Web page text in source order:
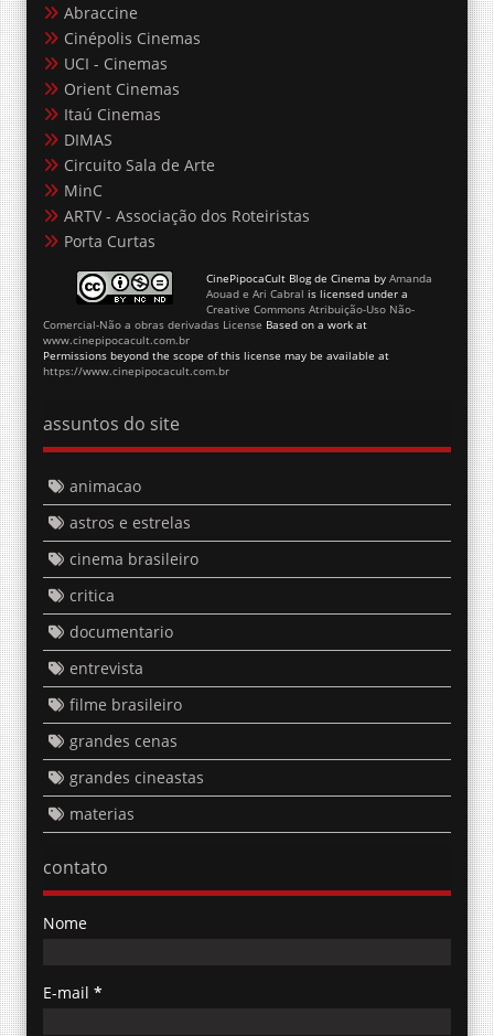
Abraccine
Cinépolis Cinemas
UCI - Cinemas
Orient Cinemas
Itaú Cinemas
DIMAS
Circuito Sala de Arte
MinC
ARTV - Associação dos Roteiristas
Porta Curtas
CinePipocaCult Blog de Cinema by Amanda
Aouad e Ari Cabral is licensed under a
Creative Commons Atribuição-Uso Não-
Comercial-Não a obras derivadas License Based on a work at
www.cinepipocacult.com.br
Permissions beyond the scope of this license may be available at
https://www.cinepipocacult.com.br
assuntos do site
animacao
astros e estrelas
cinema brasileiro
critica
documentario
entrevista
filme brasileiro
grandes cenas
grandes cineastas
materias
contato
Nome
E-mail *